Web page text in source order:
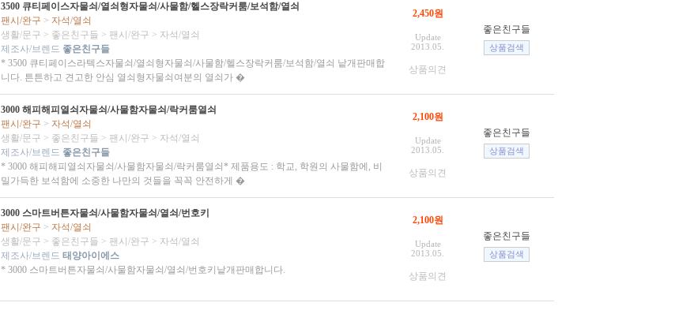
3500 큐티페이스자물쇠/열쇠형자물쇠/사물함/헬스장락커룸/보석함/열쇠
팬시/완구 > 자석/열쇠
생활/문구 > 좋은친구들 > 팬시/완구 > 자석/열쇠
제조사/브렌드 좋은친구들
* 3500 큐티페이스라텍스자물쇠/열쇠형자물쇠/사물함/헬스장락커룸/보석함/열쇠 낱개판매합
니다. 튼튼하고 견고한 안심 열쇠형자물쇠여분의 열쇠가 �
2,450원
Update
2013.05.
상품의견
좋은친구들
3000 해피해피열쇠자물쇠/사물함자물쇠/락커룸열쇠
팬시/완구 > 자석/열쇠
생활/문구 > 좋은친구들 > 팬시/완구 > 자석/열쇠
제조사/브렌드 좋은친구들
* 3000 해피해피열쇠자물쇠/사물함자물쇠/락커룸열쇠* 제품용도 : 학교, 학원의 사물함에, 비
밀가득한 보석함에 소중한 나만의 것들을 꼭꼭 안전하게 �
2,100원
Update
2013.05.
상품의견
좋은친구들
3000 스마트버튼자물쇠/사물함자물쇠/열쇠/번호키
팬시/완구 > 자석/열쇠
생활/문구 > 좋은친구들 > 팬시/완구 > 자석/열쇠
제조사/브렌드 태양아이에스
* 3000 스마트버튼자물쇠/사물함자물쇠/열쇠/번호키낱개판매합니다.
2,100원
Update
2013.05.
상품의견
좋은친구들